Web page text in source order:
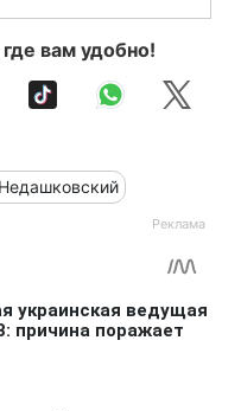
вам удобно!